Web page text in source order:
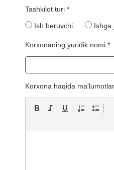
Tashkilot turi *
Ish beruvchi Ishga
Korxonaning yuridik nomi *
Korxona haqida